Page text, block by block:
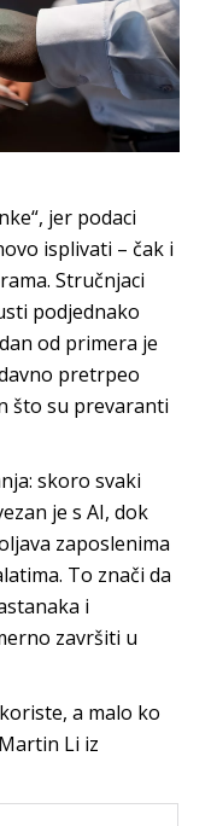
jer podaci
isplivati – čak i
Stručnjaci
podjednako
od primera je
pretrpeo
što su prevaranti
skoro svaki
je s AI, dok
zaposlenima
To znači da
i
završiti u
a malo ko
Li iz